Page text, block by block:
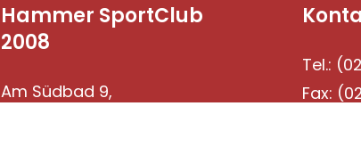
Hammer SportClub
2008
Am Südbad 9,
Tel.:
Fax: